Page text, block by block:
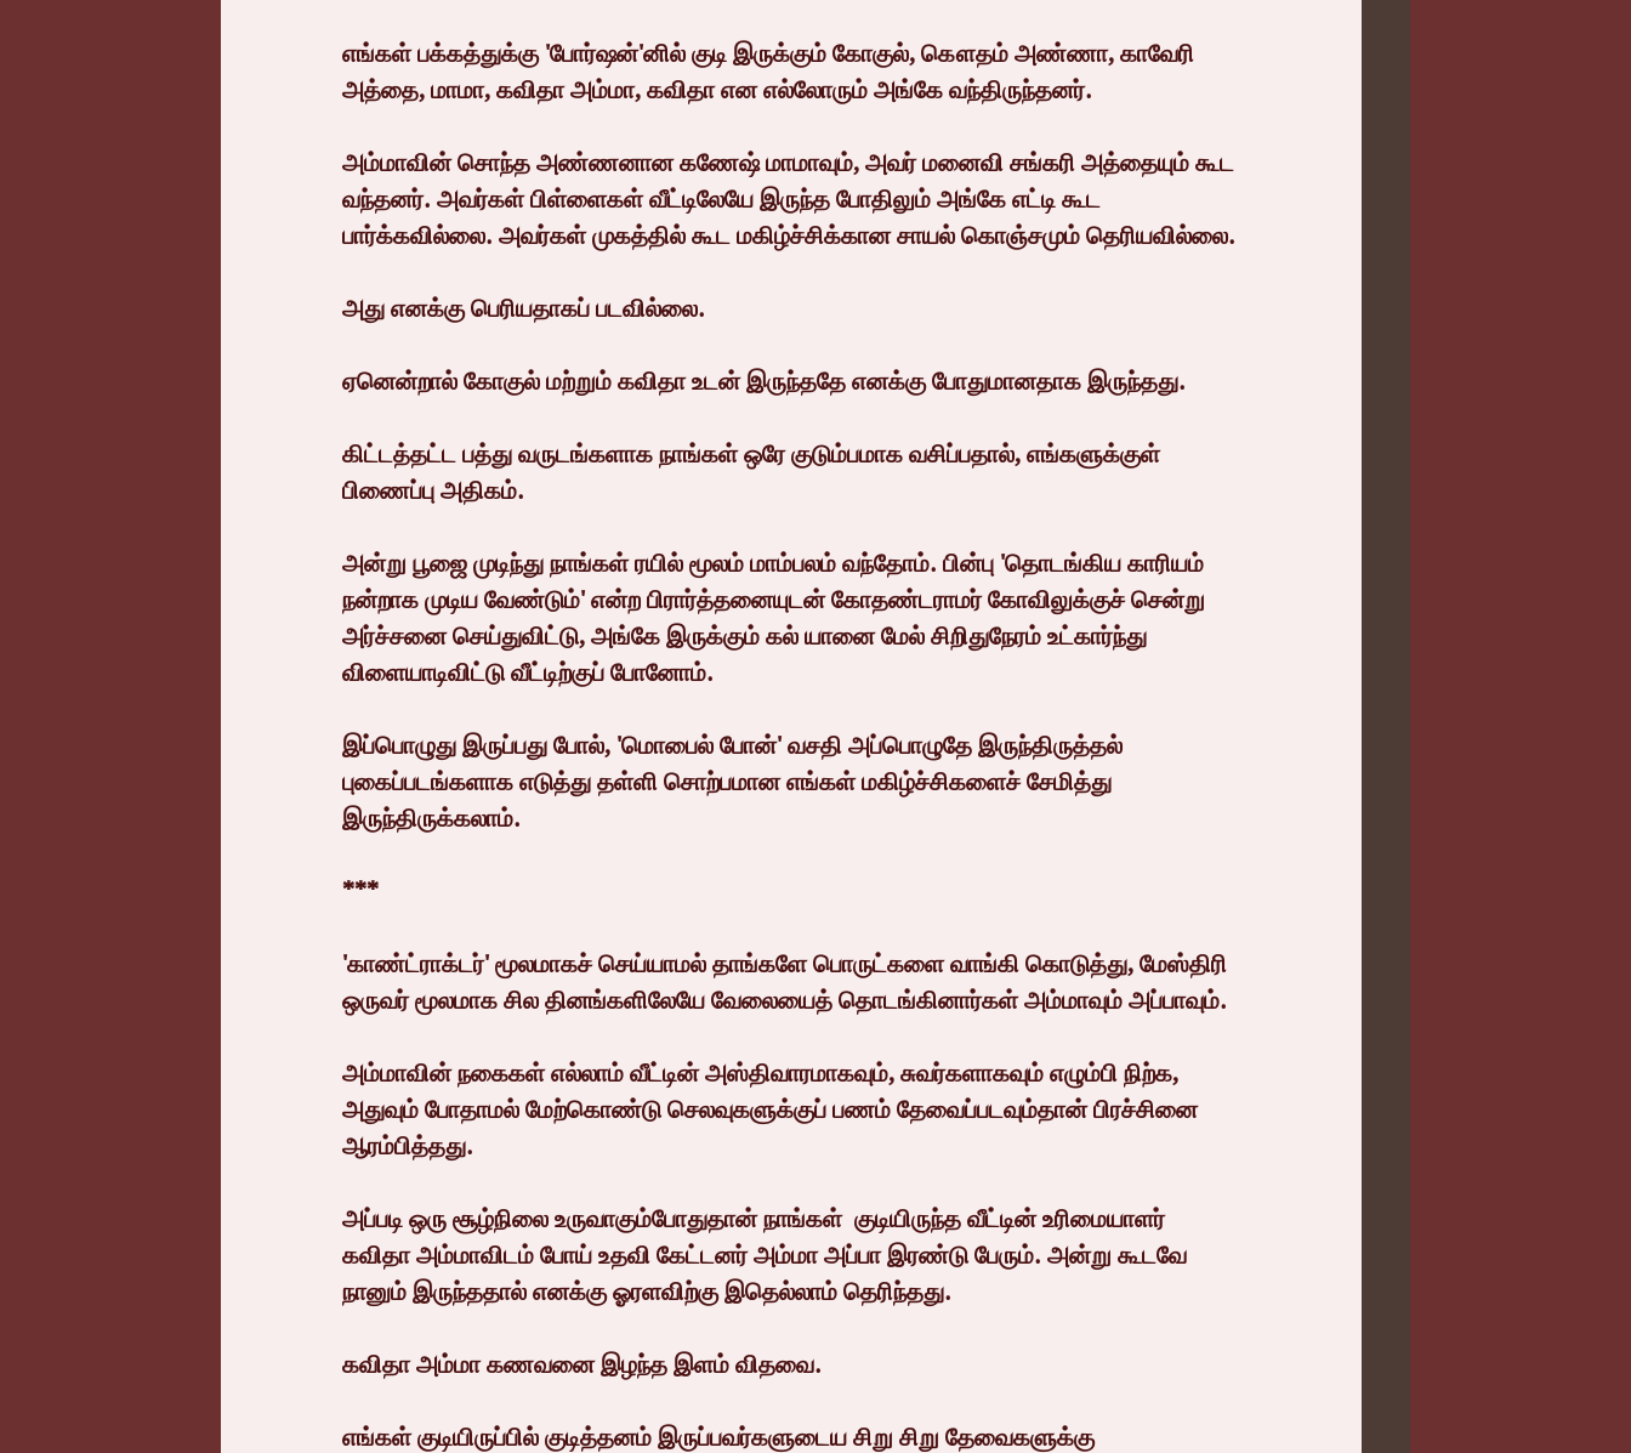
எங்கள் பக்கத்துக்கு 'போர்ஷன்'னில் குடி இருக்கும் கோகுல், கௌதம் அண்ணா, காவேரி
அத்தை, மாமா, கவிதா அம்மா, கவிதா என எல்லோரும் அங்கே வந்திருந்தனர்.
அம்மாவின் சொந்த அண்ணனான கணேஷ் மாமாவும், அவர் மனைவி சங்கரி அத்தையும் கூட
வந்தனர். அவர்கள் பிள்ளைகள் வீட்டிலேயே இருந்த போதிலும் அங்கே எட்டி கூட
பார்க்கவில்லை. அவர்கள் முகத்தில் கூட மகிழ்ச்சிக்கான சாயல் கொஞ்சமும் தெரியவில்லை.
அது எனக்கு பெரியதாகப் படவில்லை.
ஏனென்றால் கோகுல் மற்றும் கவிதா உடன் இருந்ததே எனக்கு போதுமானதாக இருந்தது.
கிட்டத்தட்ட பத்து வருடங்களாக நாங்கள் ஒரே குடும்பமாக வசிப்பதால், எங்களுக்குள்
பிணைப்பு அதிகம்.
அன்று பூஜை முடிந்து நாங்கள் ரயில் மூலம் மாம்பலம் வந்தோம். பின்பு 'தொடங்கிய காரியம்
நன்றாக முடிய வேண்டும்' என்ற பிரார்த்தனையுடன் கோதண்டராமர் கோவிலுக்குச் சென்று
அர்ச்சனை செய்துவிட்டு, அங்கே இருக்கும் கல் யானை மேல் சிறிதுநேரம் உட்கார்ந்து
விளையாடிவிட்டு வீட்டிற்குப் போனோம்.
இப்பொழுது இருப்பது போல், 'மொபைல் போன்' வசதி அப்பொழுதே இருந்திருத்தல்
புகைப்படங்களாக எடுத்து தள்ளி சொற்பமான எங்கள் மகிழ்ச்சிகளைச் சேமித்து
இருந்திருக்கலாம்.
***
'காண்ட்ராக்டர்' மூலமாகச் செய்யாமல் தாங்களே பொருட்களை வாங்கி கொடுத்து, மேஸ்திரி
ஒருவர் மூலமாக சில தினங்களிலேயே வேலையைத் தொடங்கினார்கள் அம்மாவும் அப்பாவும்.
அம்மாவின் நகைகள் எல்லாம் வீட்டின் அஸ்திவாரமாகவும், சுவர்களாகவும் எழும்பி நிற்க,
அதுவும் போதாமல் மேற்கொண்டு செலவுகளுக்குப் பணம் தேவைப்படவும்தான் பிரச்சினை
ஆரம்பித்தது.
அப்படி ஒரு சூழ்நிலை உருவாகும்போதுதான் நாங்கள்  குடியிருந்த வீட்டின் உரிமையாளர்
கவிதா அம்மாவிடம் போய் உதவி கேட்டனர் அம்மா அப்பா இரண்டு பேரும். அன்று கூடவே
நானும் இருந்ததால் எனக்கு ஓரளவிற்கு இதெல்லாம் தெரிந்தது.
கவிதா அம்மா கணவனை இழந்த இளம் விதவை.
எங்கள் குடியிருப்பில் குடித்தனம் இருப்பவர்களுடைய சிறு சிறு தேவைகளுக்கு